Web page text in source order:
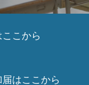
こから
はここから